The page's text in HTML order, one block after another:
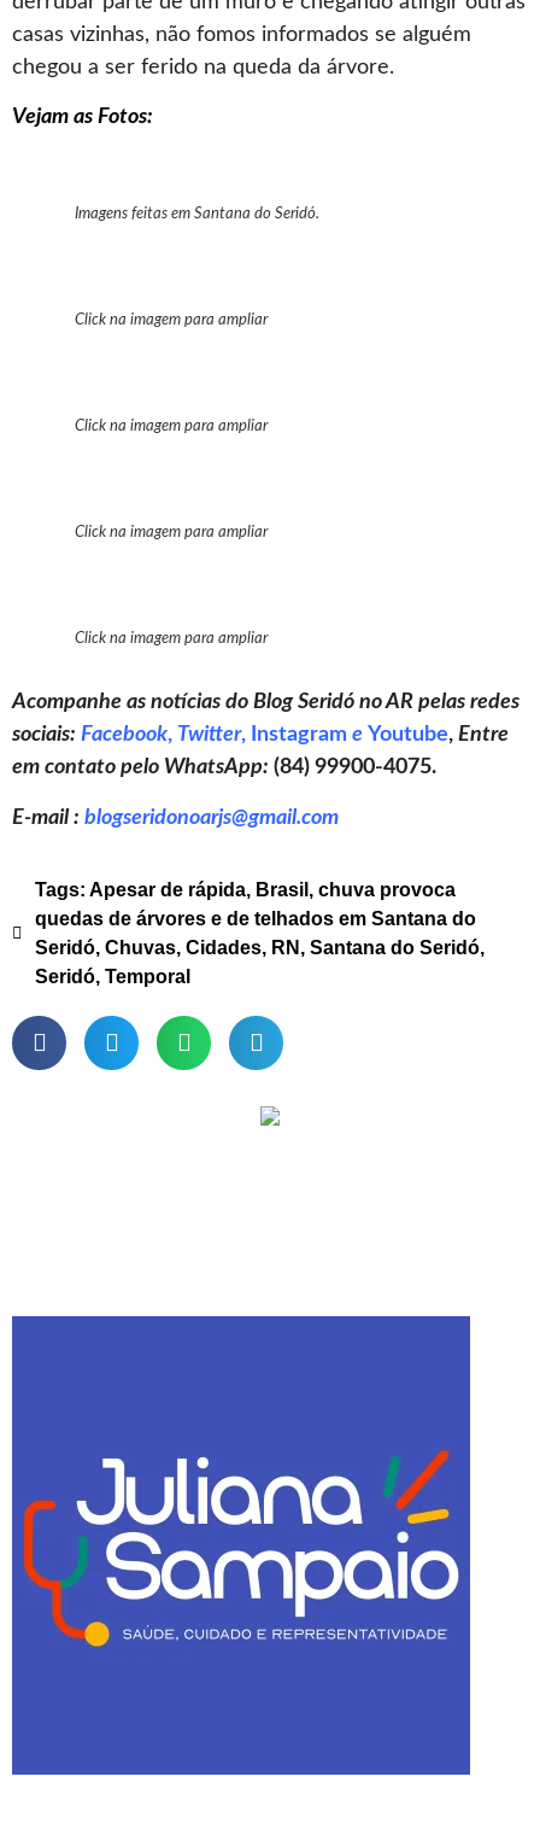
casas vizinhas, não fomos informados se alguém
chegou a ser ferido na queda da árvore.
Vejam as Fotos:
Imagens feitas em Santana do Seridó.
Click na imagem para ampliar
Click na imagem para ampliar
Click na imagem para ampliar
Click na imagem para ampliar
Acompanhe as notícias do Blog Seridó no AR pelas redes
sociais: Facebook, Twitter, Instagram e Youtube, Entre
em contato pelo WhatsApp: (84) 99900-4075.
E-mail : blogseridonoarjs@gmail.com
Tags: Apesar de rápida, Brasil , chuva provoca
quedas de árvores e de telhados em Santana do
Seridó, Chuvas, Cidades, RN , Santana do Seridó,
Seridó, Temporal